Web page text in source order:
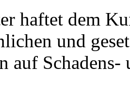
haftet dem
und
auf